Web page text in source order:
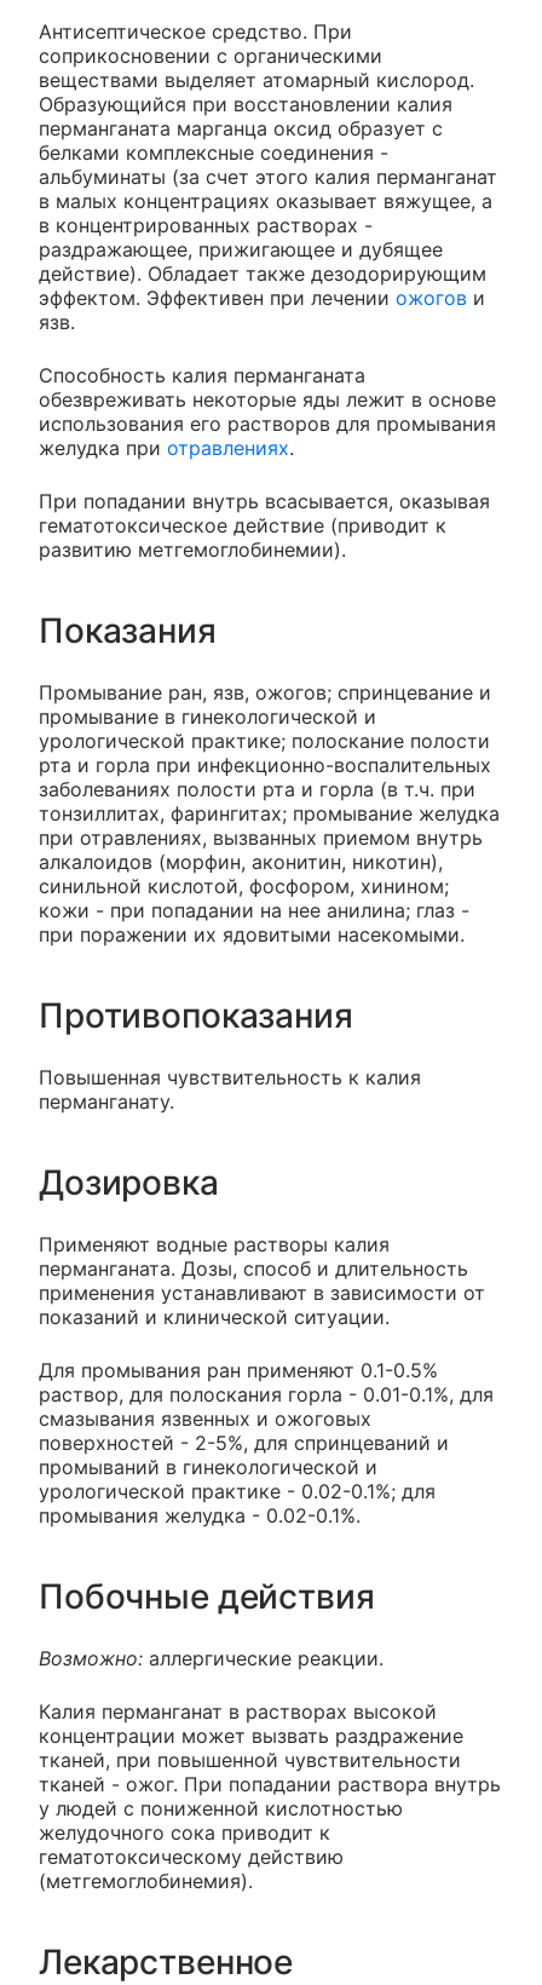
Антисептическое средство. При
соприкосновении с органическими
веществами выделяет атомарный кислород.
Образующийся при восстановлении калия
перманганата марганца оксид образует с
белками комплексные соединения -
альбуминаты (за счет этого калия перманганат
в малых концентрациях оказывает вяжущее, а
в концентрированных растворах -
раздражающее, прижигающее и дубящее
действие). Обладает также дезодорирующим
эффектом. Эффективен при лечении ожогов и
язв.
Способность калия перманганата
обезвреживать некоторые яды лежит в основе
использования его растворов для промывания
желудка при отравлениях.
При попадании внутрь всасывается, оказывая
гематотоксическое действие (приводит к
развитию метгемоглобинемии).
Показания
Промывание ран, язв, ожогов; спринцевание и
промывание в гинекологической и
урологической практике; полоскание полости
рта и горла при инфекционно-воспалительных
заболеваниях полости рта и горла (в т.ч. при
тонзиллитах, фарингитах; промывание желудка
при отравлениях, вызванных приемом внутрь
алкалоидов (морфин, аконитин, никотин),
синильной кислотой, фосфором, хинином;
кожи - при попадании на нее анилина; глаз -
при поражении их ядовитыми насекомыми.
Противопоказания
Повышенная чувствительность к калия
перманганату.
Дозировка
Применяют водные растворы калия
перманганата. Дозы, способ и длительность
применения устанавливают в зависимости от
показаний и клинической ситуации.
Для промывания ран применяют 0.1-0.5%
раствор, для полоскания горла - 0.01-0.1%, для
смазывания язвенных и ожоговых
поверхностей - 2-5%, для спринцеваний и
промываний в гинекологической и
урологической практике - 0.02-0.1%; для
промывания желудка - 0.02-0.1%.
Побочные действия
Возможно: аллергические реакции.
Калия перманганат в растворах высокой
концентрации может вызвать раздражение
тканей, при повышенной чувствительности
тканей - ожог. При попадании раствора внутрь
у людей с пониженной кислотностью
желудочного сока приводит к
гематотоксическому действию
(метгемоглобинемия).
Лекарственное